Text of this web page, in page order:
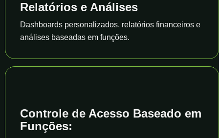
Relatórios e Análises
Dashboards personalizados, relatórios financeiros e
análises baseadas em funções.
Controle de Acesso Baseado em
Funções: